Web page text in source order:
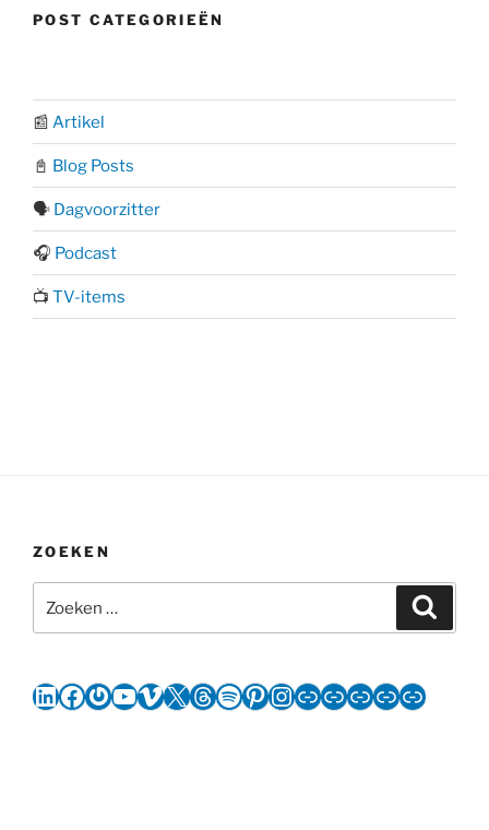
POST CATEGORIEËN
📰 Artikel
📓 Blog Posts
🗣️ Dagvoorzitter
🎧 Podcast
📺 TV-items
ZOEKEN
naar:
LinkedIn
Facebook
Gravatar
YouTube
Vimeo
X Threads
Spotify
Pinterest
Instagram
LinkLinkLinkLink
Link